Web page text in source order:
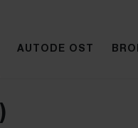
AUTODE OST
)